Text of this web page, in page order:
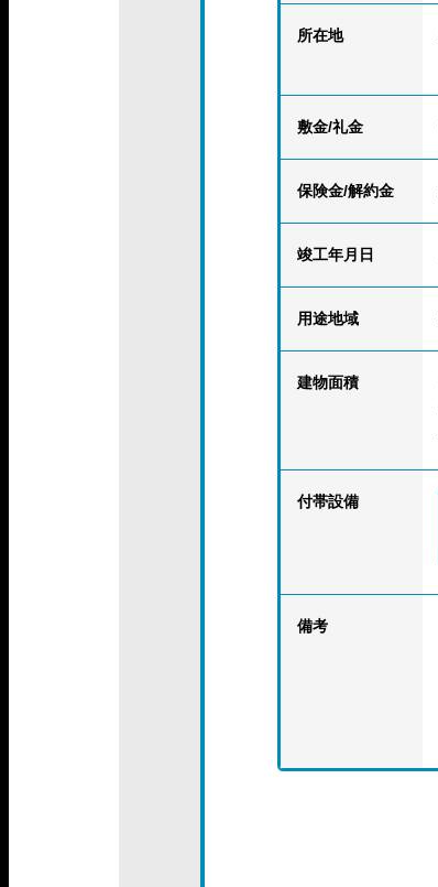
所在地
敷金/礼金
保険金/解約金
竣工年月日
用途地域
建物面積
付帯設備
備考